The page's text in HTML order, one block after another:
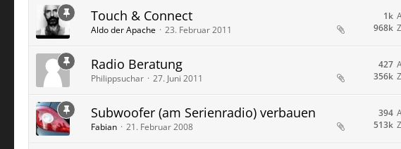
Touch & Connect
Aldo der Apache 23. Februar 2011
1k
968k
Radio Beratung
Philippsuchar 27. Juni 2011
427
356k
Subwoofer (am Serienradio) verbauen
Fabian 21. Februar 2008
394
513k